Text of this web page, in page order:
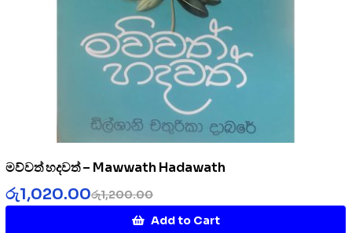
මව්වත් හදවත් – Mawwath Hadawath
රු1,200.00
රු1,020.00
Add to Cart